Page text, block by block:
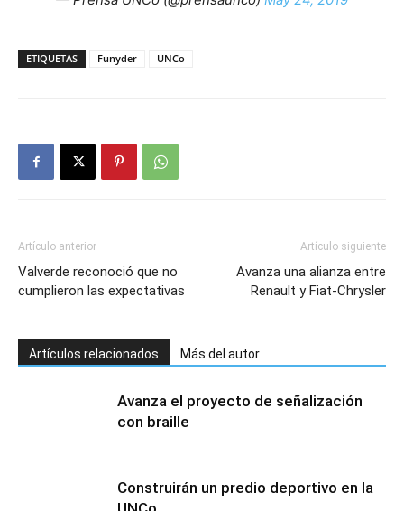
ETIQUETAS Funyder UNCo
Artículo anterior
Valverde reconoció que no
cumplieron las expectativas
Artículo siguiente
Avanza una alianza entre
Renault y Fiat-Chrysler
Artículos relacionados Más del autor
Avanza el proyecto de señalización
con braille
Construirán un predio deportivo en la